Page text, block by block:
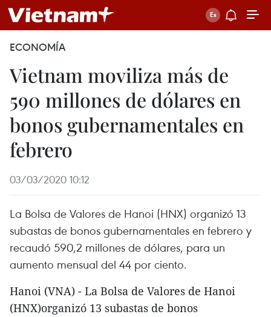
ECONOMÍA
Vietnam moviliza más de
590 millones de dólares en
bonos gubernamentales en
febrero
03/03/2020 10:12
La Bolsa de Valores de Hanoi (HNX) organizó 13
subastas de bonos gubernamentales en febrero y
recaudó 590,2 millones de dólares, para un
aumento mensual del 44 por ciento.
Hanoi (VNA) - La Bolsa de Valores de Hanoi
(HNX)organizó 13 subastas de bonos